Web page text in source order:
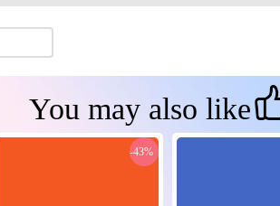
You may also like
-43%